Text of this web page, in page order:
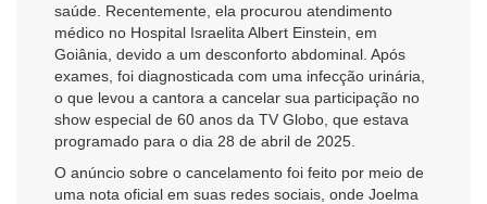
saúde. Recentemente, ela procurou atendimento
médico no Hospital Israelita Albert Einstein, em
Goiânia, devido a um desconforto abdominal. Após
exames, foi diagnosticada com uma infecção urinária,
o que levou a cantora a cancelar sua participação no
show especial de 60 anos da TV Globo, que estava
programado para o dia 28 de abril de 2025.
O anúncio sobre o cancelamento foi feito por meio de
uma nota oficial em suas redes sociais, onde Joelma